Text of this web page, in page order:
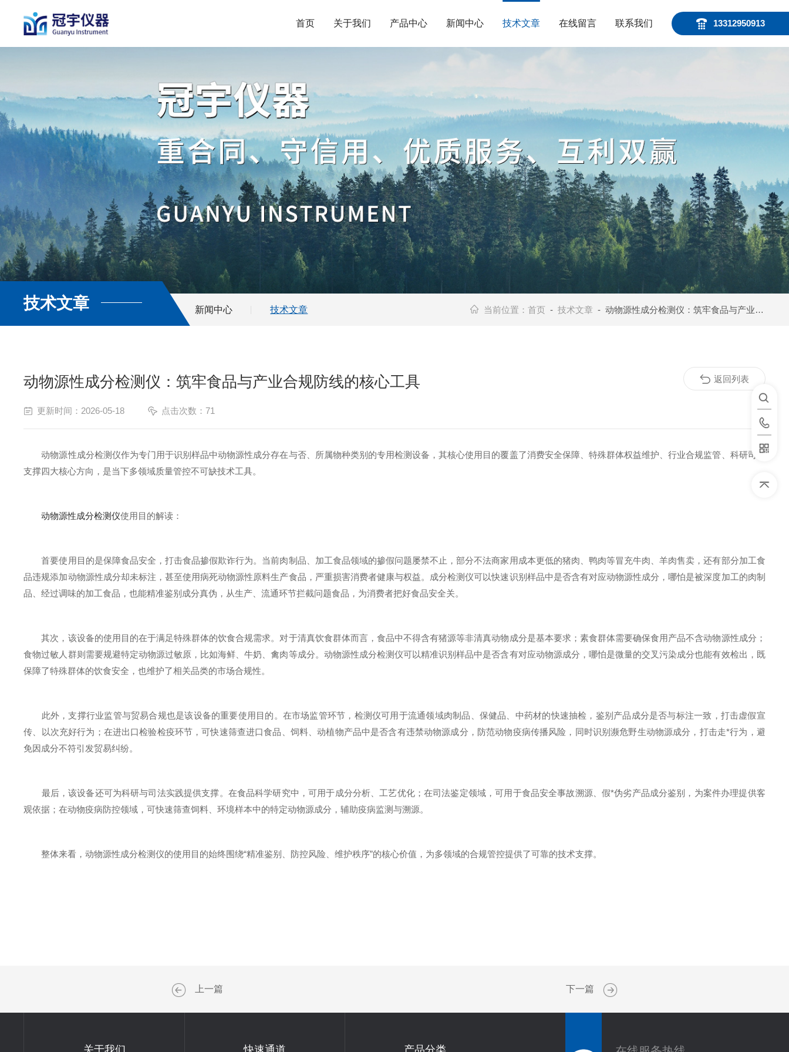
13312950913
首页 关于我们 产品中心 新闻中心 技术文章 在线留言 联系我们
技术文章 新闻中心 技术文章 当前位置：首页 -技术文章 - 动物源性成分检测仪：筑牢食品与产业合规防线的核心工具
动物源性成分检测仪：筑牢食品与产业合规防线的核心工具
更新时间：2026-05-18 点击次数：71
动物源性成分检测仪作为专门用于识别样品中动物源性成分存在与否、所属物种类别的专用检测设备，其核心使用目的覆盖了消费安全保障、特殊群体权益维护、行业合规监管、科研司法
支撑四大核心方向，是当下多领域质量管控不可缺技术工具。
动物源性成分检测仪使用目的解读：
首要使用目的是保障食品安全，打击食品掺假欺诈行为。当前肉制品、加工食品领域的掺假问题屡禁不止，部分不法商家用成本更低的猪肉、鸭肉等冒充牛肉、羊肉售卖，还有部分加工食
品违规添加动物源性成分却未标注，甚至使用病死动物源性原料生产食品，严重损害消费者健康与权益。成分检测仪可以快速识别样品中是否含有对应动物源性成分，哪怕是被深度加工的肉制
品、经过调味的加工食品，也能精准鉴别成分真伪，从生产、流通环节拦截问题食品，为消费者把好食品安全关。
其次，该设备的使用目的在于满足特殊群体的饮食合规需求。对于清真饮食群体而言，食品中不得含有猪源等非清真动物成分是基本要求；素食群体需要确保食用产品不含动物源性成分；
食物过敏人群则需要规避特定动物源过敏原，比如海鲜、牛奶、禽肉等成分。动物源性成分检测仪可以精准识别样品中是否含有对应动物源成分，哪怕是微量的交叉污染成分也能有效检出，既
保障了特殊群体的饮食安全，也维护了相关品类的市场合规性。
此外，支撑行业监管与贸易合规也是该设备的重要使用目的。在市场监管环节，检测仪可用于流通领域肉制品、保健品、中药材的快速抽检，鉴别产品成分是否与标注一致，打击虚假宣
传、以次充好行为；在进出口检验检疫环节，可快速筛查进口食品、饲料、动植物产品中是否含有违禁动物源成分，防范动物疫病传播风险，同时识别濒危野生动物源成分，打击走*行为，避
免因成分不符引发贸易纠纷。
最后，该设备还可为科研与司法实践提供支撑。在食品科学研究中，可用于成分分析、工艺优化；在司法鉴定领域，可用于食品安全事故溯源、假*伪劣产品成分鉴别，为案件办理提供客
观依据；在动物疫病防控领域，可快速筛查饲料、环境样本中的特定动物源成分，辅助疫病监测与溯源。
整体来看，动物源性成分检测仪的使用目的始终围绕“精准鉴别、防控风险、维护秩序”的核心价值，为多领域的合规管控提供了可靠的技术支撑。
返回列表
上一篇 下一篇
关于我们 快速通道 产品分类